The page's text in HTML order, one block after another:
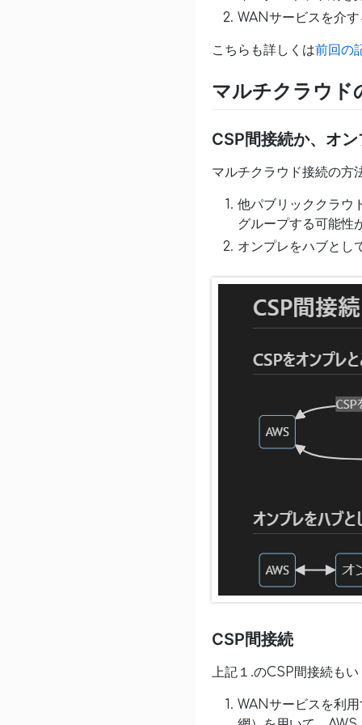
WANサービスを介
こちらも詳しくは前回の
マルチクラウド
CSP間接続か、オ
マルチクラウド接続の方
他パブリッククラ
グループする可能性
オンプレをハブとし
CSP間接続
上記１.のCSP間接続も
WANサービスを利